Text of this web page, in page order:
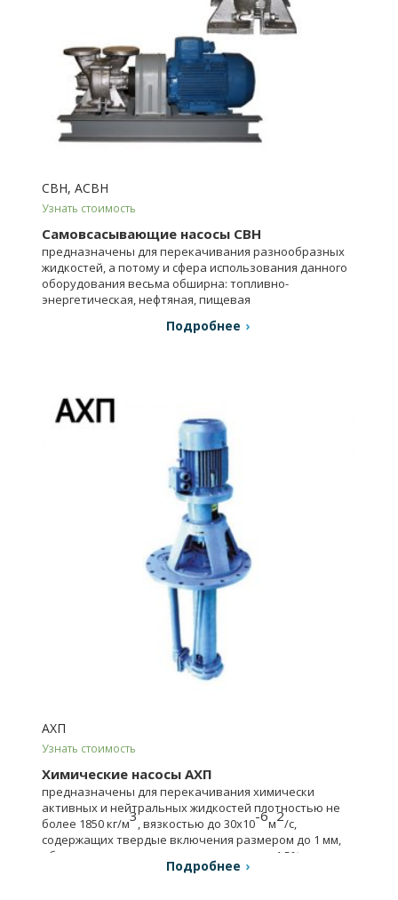
СВН, АСВН
Узнать стоимость
Самовсасывающие насосы СВН
предназначены для перекачивания разнообразных
жидкостей, а потому и сфера использования данного
оборудования весьма обширна: топливно-
энергетическая, нефтяная, пищевая
Подробнее
АХП
Узнать стоимость
Химические насосы АХП
предназначены для перекачивания химически
активных и нейтральных жидкостей плотностью не
более 1850 кг/м3 , вязкостью до 30х10-6м2/с,
содержащих твердые включения размером до 1 мм,
объемная концентрация не превышает 1,5%.
Подробнее